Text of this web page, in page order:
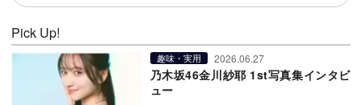
Pick Up!
趣味・実用 2026.06.27
乃木坂46金川紗耶 1st写真集インタビ
ュー